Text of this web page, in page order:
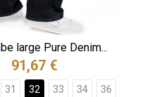
large Pure Denim...
91,67 €
31 32 33 34 36